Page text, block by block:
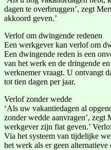
dagen te overbruggen’, zegt
akkoord geven.’
Verlof om dwingende redenen
Een werkgever kan verlof om
Een dwingende reden is een
van het werk en de dringende
werknemer vraagt. U ontvangt
tot tien dagen per jaar.
Verlof zonder wedde
‘Als uw vakantiedagen al
zonder wedde aanvragen’, zegt
werkgever zijn fiat geven.’
Via het systeem van tijdelijke
het werk als er geen